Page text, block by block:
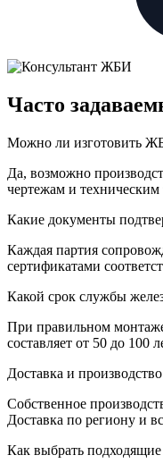
Часто
Можно ли изготовить
Да, возможно
чертежам и техническим
Какие документы
Каждая партия
сертификатами
Какой срок службы
При правильном
составляет от 50 до 100
Доставка и производство
Собственное
Доставка по региону и
Как выбрать